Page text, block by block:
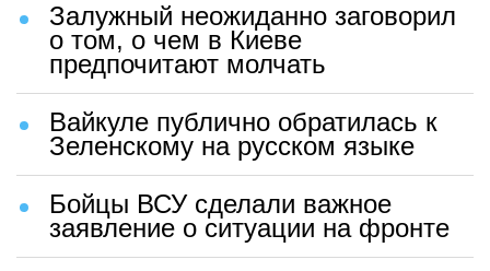
Залужный неожиданно заговорил
о том, о чем в Киеве
предпочитают молчать
Вайкуле публично обратилась к
Зеленскому на русском языке
Бойцы ВСУ сделали важное
заявление о ситуации на фронте